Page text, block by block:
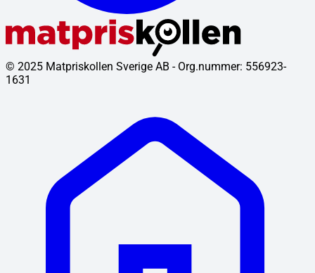
© 2025 Matpriskollen Sverige AB - Org.nummer: 556923-
1631